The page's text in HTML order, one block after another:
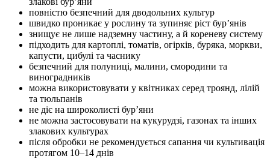
повністю безпечний для дводольних культур
швидко проникає у рослину та зупиняє ріст бур’янів
знищує не лише надземну частину, а й кореневу систему
підходить для картоплі, томатів, огірків, буряка, моркви,
капусти, цибулі та часнику
безпечний для полуниці, малини, смородини та
виноградників
можна використовувати у квітниках серед троянд, лілій
та тюльпанів
не діє на широколисті бур’яни
не можна застосовувати на кукурудзі, газонах та інших
злакових культурах
після обробки не рекомендується сапання чи культивація
протягом 10–14 днів